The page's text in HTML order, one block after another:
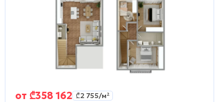
от ₾358 162 ₾2 755/м²